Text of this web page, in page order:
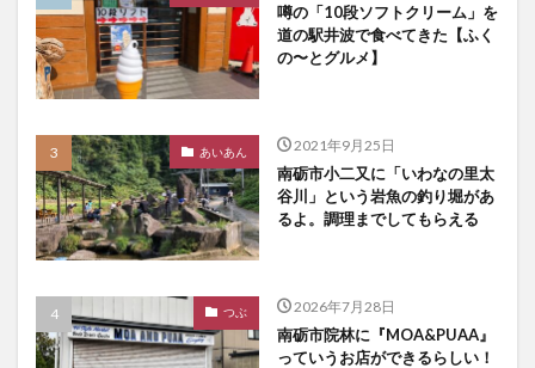
噂の「10段ソフトクリーム」を
道の駅井波で食べてきた【ふく
の〜とグルメ】
あいあん 2021年9月25日
南砺市小二又に「いわなの里太
谷川」という岩魚の釣り堀があ
るよ。調理までしてもらえる
つぶ 2026年7月28日
南砺市院林に『MOA&PUAA』
っていうお店ができるらしい！